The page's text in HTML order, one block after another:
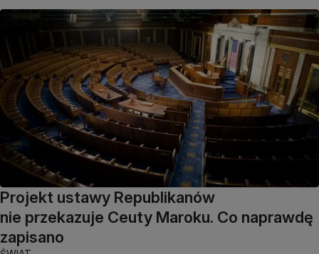
Projekt ustawy Republikanów
nie przekazuje Ceuty Maroku. Co naprawdę
zapisano